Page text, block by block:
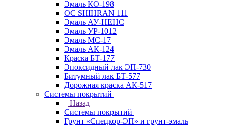
Эмаль КО-198
ОС SHIHRAN 111
Эмаль АУ-НЕНС
Эмаль УР-1012
Эмаль МС-17
Эмаль АК-124
Краска БТ-177
Эпоксидный лак ЭП-730
Битумный лак БТ-577
Дорожная краска АК-517
Системы покрытий
Назад
Системы покрытий
Грунт «Спецкор-ЭП» и грунт-эмаль